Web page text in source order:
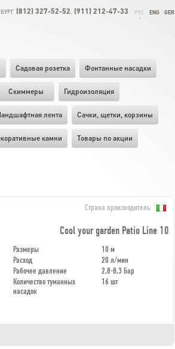
(812) 327-52-52 (911) 212-47-33 РУС ENG GER
Садовая розетка Фонтанные насадки
Скиммеры Гидроизоляция
лента Cачки, щетки, корзины
камни Товары по акции
Страна производитель
Cool your garden Patio Line 10
Размеры
10 м
Расход
20 л/мин
Рабочее давление
2,8-8,3 Бар
Количество туманных
насадок
16 шт